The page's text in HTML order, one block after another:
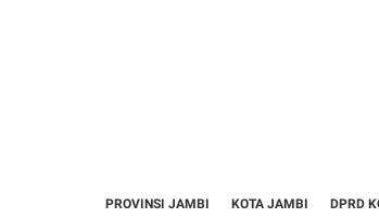
PROVINSI JAMBI KOTA JAMBI DPRD